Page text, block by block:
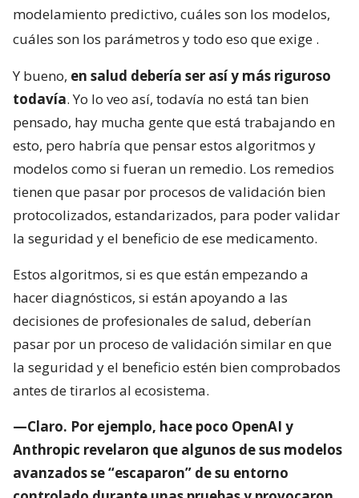
modelamiento predictivo, cuáles son los modelos,
cuáles son los parámetros y todo eso que exige .
Y bueno, en salud debería ser así y más riguroso
todavía. Yo lo veo así, todavía no está tan bien
pensado, hay mucha gente que está trabajando en
esto, pero habría que pensar estos algoritmos y
modelos como si fueran un remedio. Los remedios
tienen que pasar por procesos de validación bien
protocolizados, estandarizados, para poder validar
la seguridad y el beneficio de ese medicamento.
Estos algoritmos, si es que están empezando a
hacer diagnósticos, si están apoyando a las
decisiones de profesionales de salud, deberían
pasar por un proceso de validación similar en que
la seguridad y el beneficio estén bien comprobados
antes de tirarlos al ecosistema.
—Claro. Por ejemplo, hace poco OpenAI y
Anthropic revelaron que algunos de sus modelos
avanzados se “escaparon” de su entorno